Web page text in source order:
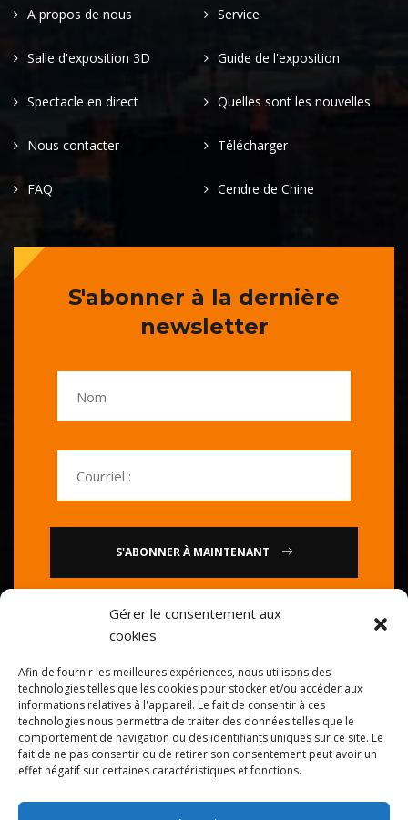
Gérer le consentement aux
cookies
Afin de fournir les meilleures expériences, nous utilisons des
technologies telles que les cookies pour stocker et/ou accéder aux
informations relatives à l'appareil. Le fait de consentir à ces
technologies nous permettra de traiter des données telles que le
comportement de navigation ou des identifiants uniques sur ce site. Le
fait de ne pas consentir ou de retirer son consentement peut avoir un
effet négatif sur certaines caractéristiques et fonctions.
A propos de nous Service
Salle d'exposition 3D Guide de l'exposition
Spectacle en direct Quelles sont les nouvelles
Nous contacter Télécharger
FAQ Cendre de Chine
S'abonner à la dernière
newsletter
S'ABONNER À MAINTENANT
ou
Appelez-nous : 0086-20-
84739585